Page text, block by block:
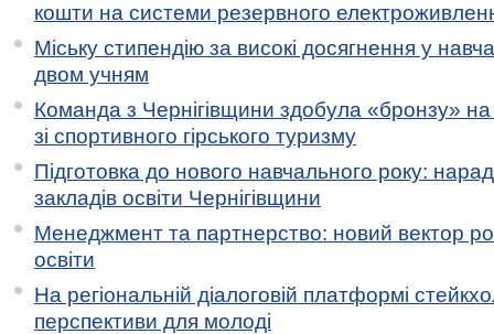
кошти на системи резервного
Міську стипендію за високі досягнення у
двом учням
Команда з Чернігівщини здобула «бронзу» на
зі спортивного гірського туризму
Підготовка до нового навчального року:
закладів освіти Чернігівщини
Менеджмент та партнерство: новий вектор
освіти
На регіональній діалоговій платформі
перспективи для молоді